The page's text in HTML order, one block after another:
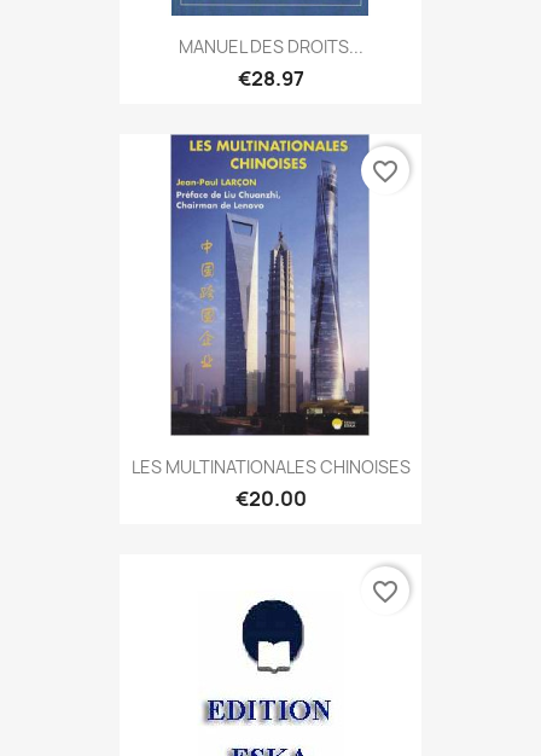
MANUEL DES DROITS...
€28.97
LES MULTINATIONALES CHINOISES
€20.00
favorite_border
favorite_border